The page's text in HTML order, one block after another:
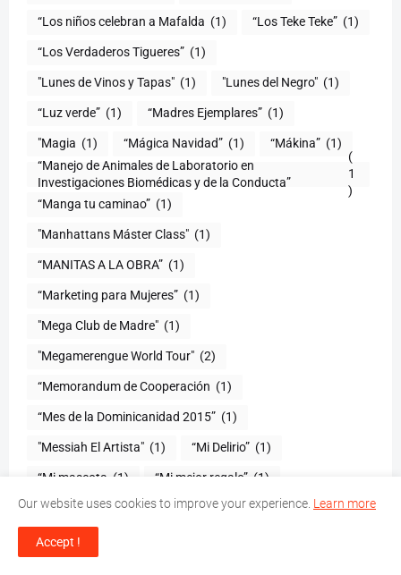
“Los niños celebran a Mafalda (1) “Los Teke Teke” (1)
“Los Verdaderos Tigueres” (1)
"Lunes de Vinos y Tapas" (1) "Lunes del Negro" (1)
“Luz verde” (1) “Madres Ejemplares” (1)
"Magia (1) “Mágica Navidad” (1) “Mákina” (1)
“Manejo de Animales de Laboratorio en
(
1
)
“Manga tu caminao” (1)
"Manhattans Máster Class" (1)
“MANITAS A LA OBRA” (1)
“Marketing para Mujeres” (1)
"Mega Club de Madre" (1)
"Megamerengue World Tour" (2)
“Memorandum de Cooperación (1)
“Mes de la Dominicanidad 2015” (1)
"Messiah El Artista" (1) “Mi Delirio” (1)
“Mi mascota (1) “Mi mejor regalo” (1)
“Mi novia y yo (1) "Mi patria" (1)
“Mi Precioso Manatí”
Our website uses cookies to improve your experience. Learn more
Accept !